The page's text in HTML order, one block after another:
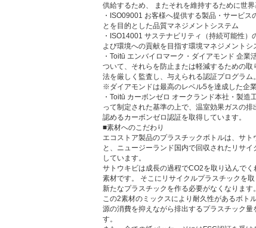
供給するため、 またそれを維持するために世界
・ISO09001 お客様へ提供する製品・サービ
とを目的とした品質マネジメントシステム
・ISO14001 サステナビリティ（持続可能性
よび環境への貢献を目指す環境マネジメントシ
・Toitū エンバイロマーク・ダイアモンド 企業
ついて、それらを防止または軽減するための
法を厳しく監査し、与えられる認証プログラム。
※ダイアモンドは最高のレベル5を達成した企
・Toitū カーボンゼロ オークランド本社・製造
って制定された基準の上で、温室効果ガスの
認めるカーボンゼロ認証を取得しています。
■素材へのこだわり
エコストア製品のプラスチックボトルは、サ
と、ニュージーランド国内で回収されたリサ
しています。
サトウキビは成長の過程でCO2を取り込んで
素材です。 そこにリサイクルプラスチックを
新たなプラスチックを作る必要がなくなります。
この2素材のミックスにより耐久性があるボト
源の消費を抑えながら排出するプラスチック量
す。